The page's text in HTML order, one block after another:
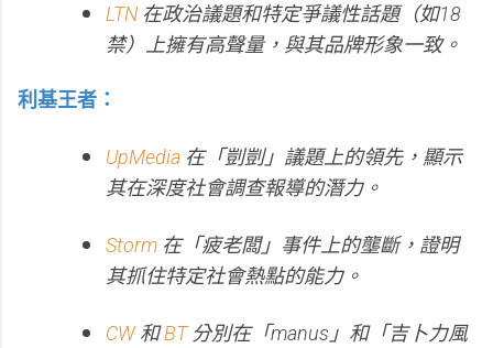
LTN 在政治議題和特定爭議性話題（如18
禁）上擁有高聲量，與其品牌形象一致。
利基王者：
UpMedia 在「剴剴」議題上的領先，顯示
其在深度社會調查報導的潛力。
Storm 在「疲老闆」事件上的壟斷，證明
其抓住特定社會熱點的能力。
CW和BT分別在「manus」和「吉卜力風